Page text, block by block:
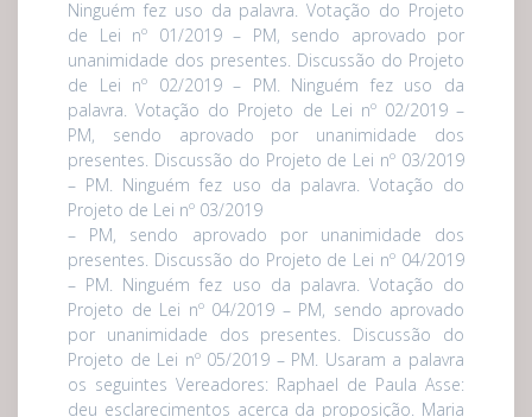
Ninguém fez uso da palavra. Votação do Projeto
de Lei nº 01/2019 – PM, sendo aprovado por
unanimidade dos presentes. Discussão do Projeto
de Lei nº 02/2019 – PM. Ninguém fez uso da
palavra. Votação do Projeto de Lei nº 02/2019 –
PM, sendo aprovado por unanimidade dos
presentes. Discussão do Projeto de Lei nº 03/2019
– PM. Ninguém fez uso da palavra. Votação do
Projeto de Lei nº 03/2019
– PM, sendo aprovado por unanimidade dos
presentes. Discussão do Projeto de Lei nº 04/2019
– PM. Ninguém fez uso da palavra. Votação do
Projeto de Lei nº 04/2019 – PM, sendo aprovado
por unanimidade dos presentes. Discussão do
Projeto de Lei nº 05/2019 – PM. Usaram a palavra
os seguintes Vereadores: Raphael de Paula Asse:
deu esclarecimentos acerca da proposição. Maria